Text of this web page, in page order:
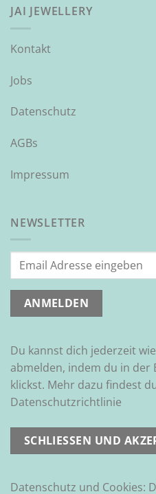
JAI JEWELLERY
Kontakt
Jobs
Datenschutz
AGBs
Impressum
NEWSLETTER
Du kannst dich jederzeit
abmelden, indem du in der
klickst. Mehr dazu findest
Datenschutzrichtlinie
Datenschutz und Cookies: